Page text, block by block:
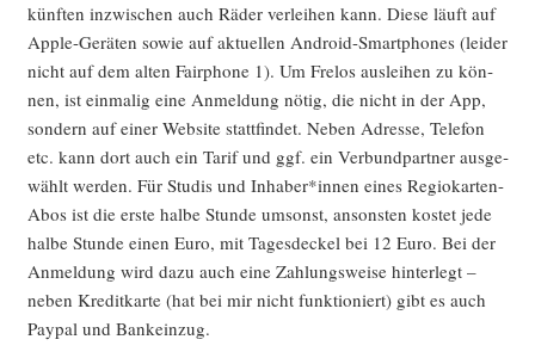
künf­ten inzwi­schen auch Räder ver­lei­hen kann. Die­se läuft auf
Apple-Gerä­ten sowie auf aktu­el­len Android-Smart­phones (lei­der
nicht auf dem alten Fair­pho­ne 1). Um Fre­los aus­lei­hen zu kön­
nen, ist ein­ma­lig eine Anmel­dung nötig, die nicht in der App,
son­dern auf einer Web­site statt­fin­det. Neben Adres­se, Tele­fon
etc. kann dort auch ein Tarif und ggf. ein Ver­bund­part­ner aus­ge­
wählt wer­den. Für Stu­dis und Inhaber*innen eines Regio­kar­ten-
Abos ist die ers­te hal­be Stun­de umsonst, ansons­ten kos­tet jede
hal­be Stun­de einen Euro, mit Tages­de­ckel bei 12 Euro. Bei der
Anmel­dung wird dazu auch eine Zah­lungs­wei­se hin­ter­legt –
neben Kre­dit­kar­te (hat bei mir nicht funk­tio­niert) gibt es auch
Pay­pal und Bankeinzug.